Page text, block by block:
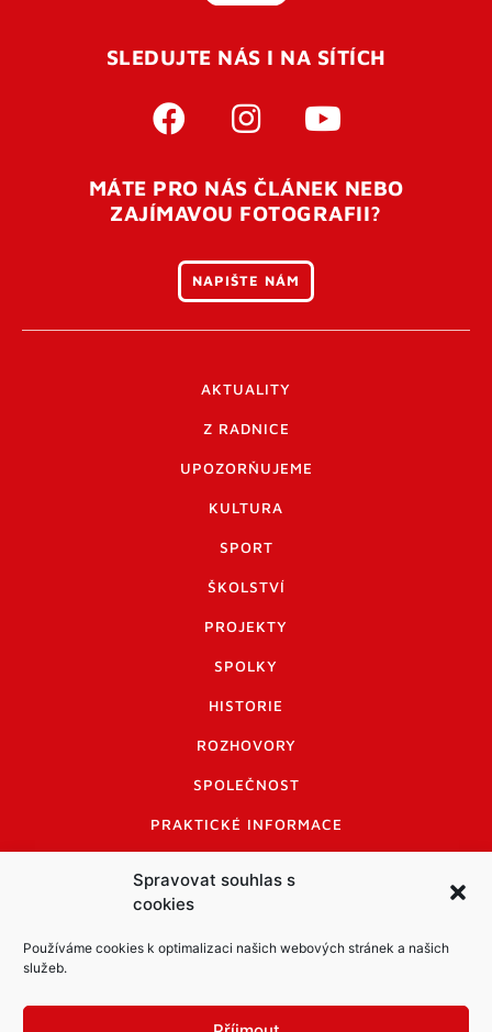
Spravovat souhlas s
cookies
Používáme cookies k optimalizaci našich webových stránek a našich
služeb.
SLEDUJTE NÁS I NA SÍTÍCH
MÁTE PRO NÁS ČLÁNEK NEBO
ZAJÍMAVOU FOTOGRAFII?
NAPIŠTE NÁM
AKTUALITY
Z RADNICE
UPOZORŇUJEME
KULTURA
SPORT
ŠKOLSTVÍ
PROJEKTY
SPOLKY
HISTORIE
ROZHOVORY
SPOLEČNOST
PRAKTICKÉ INFORMACE
INFORMACE A KODEX DISKUTUJÍCÍCH
LOGO A LOGO MANUÁL